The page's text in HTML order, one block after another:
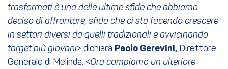
trasformati è una delle ultime sfide che abbiamo
deciso di affrontare, sfida che ci sta facendo crescere
in settori diversi da quelli tradizionali e avvicinando
target più giovani> dichiara Paolo Gerevini, Direttore
Generale di Melinda. <Ora compiamo un ulteriore